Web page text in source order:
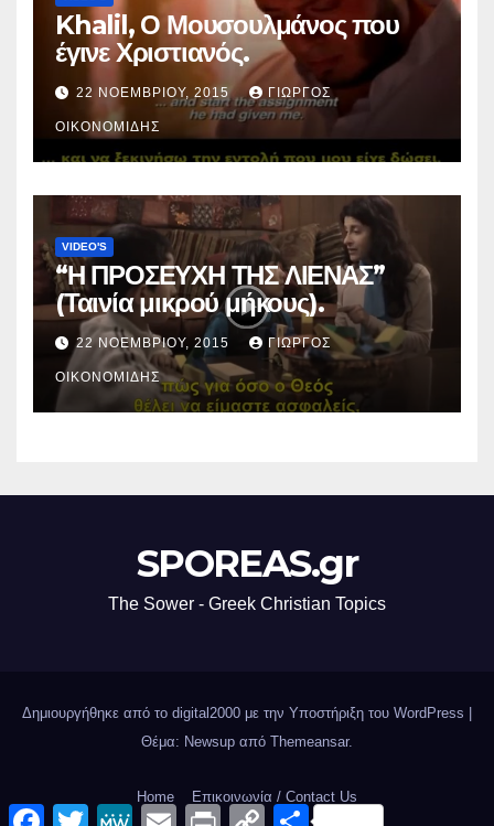
Khalil, Ο Μουσουλμάνος που
έγινε Χριστιανός.
22 ΝΟΕΜΒΡΊΟΥ, 2015 ΓΙΏΡΓΟΣ
ΟΙΚΟΝΟΜΊΔΗΣ
VIDEO'S
“Η ΠΡΟΣΕΥΧΗ ΤΗΣ ΛΙΕΝΑΣ”
(Ταινία μικρού μήκους).
22 ΝΟΕΜΒΡΊΟΥ, 2015 ΓΙΏΡΓΟΣ
ΟΙΚΟΝΟΜΊΔΗΣ
SPOREAS.gr
The Sower - Greek Christian Topics
Δημιουργήθηκε από το digital2000 με την Υποστήριξη του WordPress
Θέμα: Newsup από Themeansar.
Home Επικοινωνία / Contact Us
F
T
M
E
P
C
Μ